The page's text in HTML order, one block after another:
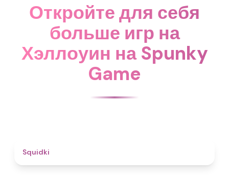
Откройте для себя
больше игр на
Хэллоуин на Spunky
Game
Squidki